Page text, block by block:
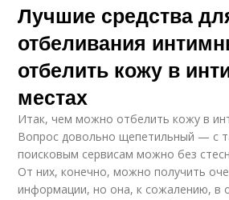
Лучшие средства
отбеливания
отбелить кожу в
местах
Итак, чем можно отбелить кожу в
Вопрос довольно щепетильный — с
поисковым сервисам можно без
От них, конечно, можно получить
информации, но она, к сожалению, в